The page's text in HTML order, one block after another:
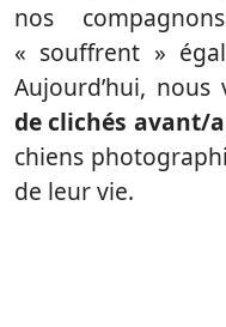
nos
« souffrent »
Aujourd’hui, nous
de clichés avant/
chiens
de leur vie.